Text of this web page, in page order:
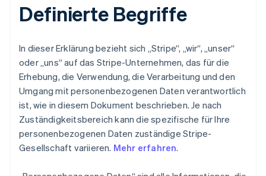
Definierte Begriffe
In dieser Erklärung bezieht sich „Stripe“, „wir“, „unser“
oder „uns“ auf das Stripe-Unternehmen, das für die
Erhebung, die Verwendung, die Verarbeitung und den
Umgang mit personenbezogenen Daten verantwortlich
ist, wie in diesem Dokument beschrieben. Je nach
Zuständigkeitsbereich kann die spezifische für Ihre
personenbezogenen Daten zuständige Stripe-
Gesellschaft variieren. Mehr erfahren.